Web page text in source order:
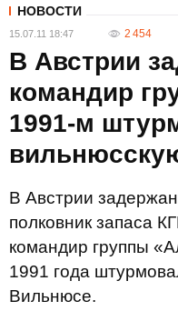
НОВОСТИ
15.07.11 18:47 2 454
В Австрии
командир
1991-м
В Австрии
полковник запаса
командир группы
1991 года
Вильнюсе.